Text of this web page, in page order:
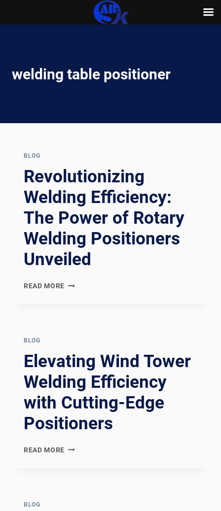
welding table positioner
BLOG
Revolutionizing
Welding Efficiency:
The Power of Rotary
Welding Positioners
Unveiled
READ MORE REVOLUTIONIZING
WELDING
POSITIONERS
UNVEILED
BLOG
Elevating Wind Tower
Welding Efficiency
with Cutting-Edge
Positioners
READ MORE ELEVATING
BLOG